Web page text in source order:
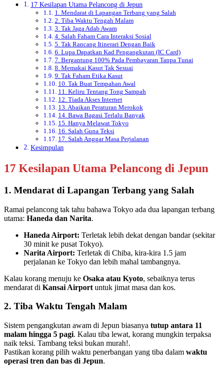
17 Kesilapan Utama Pelancong di Jepun
1. Mendarat di Lapangan Terbang yang Salah
2. Tiba Waktu Tengah Malam
3. Tak Jaga Adab Awam
4. Salah Faham Cara Interaksi Sosial
5. Tak Rancang Itinerari Dengan Baik
6. Lupa Dapatkan Kad Pengangkutan (IC Card)
7. Bergantung 100% Pada Pembayaran Tanpa Tunai
8. Memakai Kasut Tak Sesuai
9. Tak Faham Etika Kasut
10. Tak Buat Tempahan Awal
11. Keliru Tentang Tong Sampah
12. Tiada Akses Internet
13. Abaikan Peraturan Merokok
14. Bawa Bagasi Terlalu Banyak
15. Hanya Melawat Tokyo
16. Salah Guna Teksi
17. Salah Anggar Masa Perjalanan
Kesimpulan
17 Kesilapan Utama Pelancong di Jepun
1. Mendarat di Lapangan Terbang yang Salah
Ramai pelancong tak tahu bahawa Tokyo ada dua lapangan terbang
utama: Haneda dan Narita.
Haneda Airport: Terletak lebih dekat dengan bandar (sekitar
30 minit ke pusat Tokyo).
Narita Airport: Terletak di Chiba, kira-kira 1.5 jam
perjalanan ke Tokyo dan lebih mahal tambangnya.
Kalau korang menuju ke Osaka atau Kyoto, sebaiknya terus
mendarat di Kansai Airport untuk jimat masa dan kos.
2. Tiba Waktu Tengah Malam
Sistem pengangkutan awam di Jepun biasanya tutup antara 11
malam hingga 5 pagi. Kalau tiba lewat, korang mungkin terpaksa
naik teksi. Tambang teksi bukan murah!.
Pastikan korang pilih waktu penerbangan yang tiba dalam waktu
operasi tren dan bas di Jepun.